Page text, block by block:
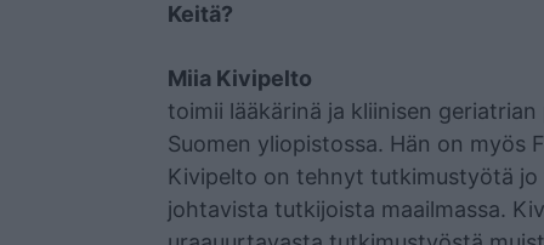
Keitä?
Miia Kivipelto
toimii lääkärinä ja kliinisen
Suomen yliopistossa. Hän on myös
Kivipelto on tehnyt tutkimustyötä jo
johtavista tutkijoista maailmassa.